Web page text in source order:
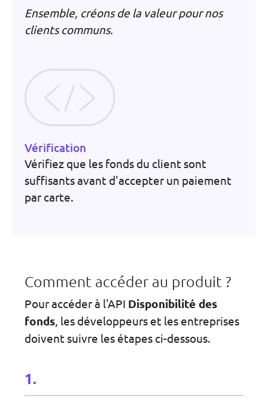
Ensemble, créons de la valeur pour nos
clients communs.
Vérification
Vérifiez que les fonds du client sont
suffisants avant d'accepter un paiement
par carte.
Comment accéder au produit ?
Pour accéder à l'API Disponibilité des
fonds, les développeurs et les entreprises
doivent suivre les étapes ci-dessous.